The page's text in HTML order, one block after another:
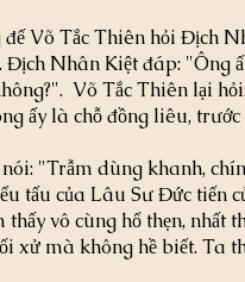
Võ Tắc Thiên hỏi Địch
Địch Nhân Kiệt đáp: "Ông
Võ Tắc Thiên lại
ấy là chỗ đồng liêu,
"Trẫm dùng khanh,
tấu của Lâu Sư Đức tiến
thấy vô cùng hổ thẹn, nhất
xử mà không hề biết. Ta